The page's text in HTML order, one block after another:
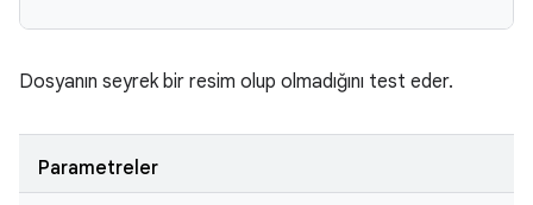
Dosyanın seyrek bir resim olup olmadığını test eder.
Parametreler